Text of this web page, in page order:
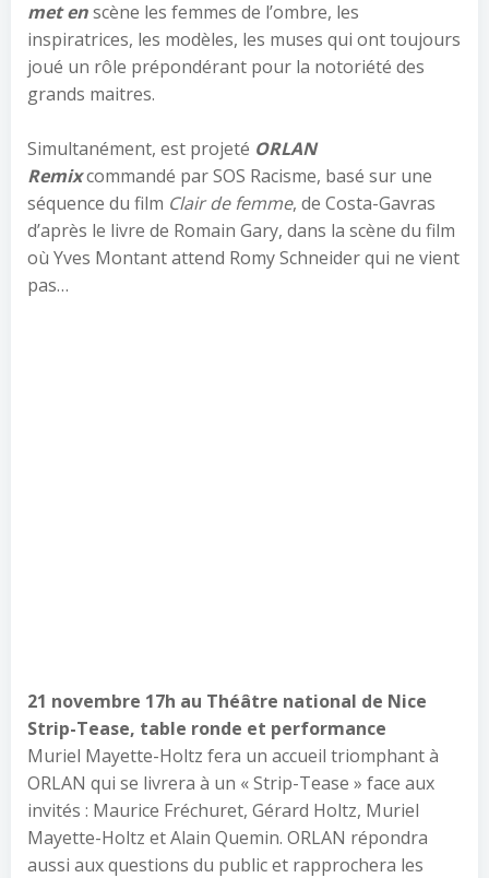
met enscène les femmes de l’ombre, les
inspiratrices, les modèles, les muses qui ont toujours
joué un rôle prépondérant pour la notoriété des
grands maitres.
Simultanément, est projeté ORLAN
Remixcommandé par SOS Racisme, basé sur une
séquence du film Clair de femme, de Costa-Gavras
d’après le livre de Romain Gary, dans la scène du film
où Yves Montant attend Romy Schneider qui ne vient
pas…
21 novembre 17h au Théâtre national de Nice
Strip-Tease, table ronde et performance
Muriel Mayette-Holtz fera un accueil triomphant à
ORLAN qui se livrera à un « Strip-Tease » face aux
invités : Maurice Fréchuret, Gérard Holtz, Muriel
Mayette-Holtz et Alain Quemin. ORLAN répondra
aussi aux questions du public et rapprochera les